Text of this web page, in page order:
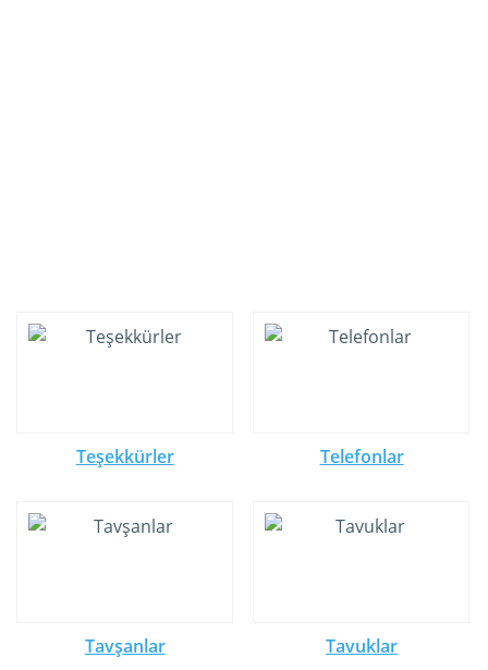
Teşekkürler Telefonlar
Tavşanlar Tavuklar